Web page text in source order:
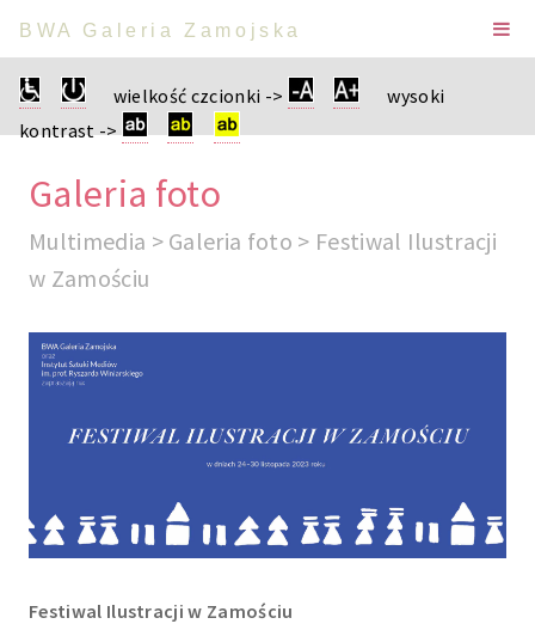
BWA Galeria Zamojska
wielkość czcionki ->
wysoki
kontrast ->
Galeria foto
Multimedia > Galeria foto > Festiwal Ilustracji
w Zamościu
Festiwal Ilustracji w Zamościu